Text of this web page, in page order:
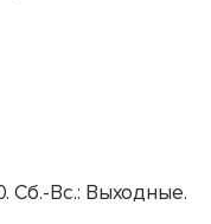
Сб.-Вс.: Выходные.